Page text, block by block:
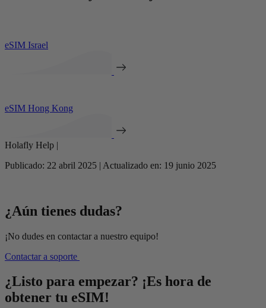
eSIM Israel
eSIM Hong Kong
Holafly Help |
Publicado: 22 abril 2025 | Actualizado en: 19 junio 2025
¿Aún tienes dudas?
¡No dudes en contactar a nuestro equipo!
Contactar a soporte
¿Listo para empezar? ¡Es hora de
obtener tu eSIM!